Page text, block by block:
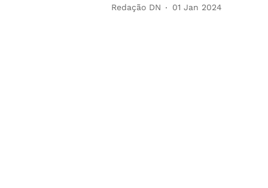
Redação DN 01 Jan 2024